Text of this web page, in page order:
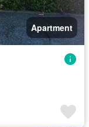
Apartment